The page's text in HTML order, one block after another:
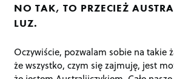
NO TAK, TO PRZECIEŻ
LUZ.
Oczywiście, pozwalam sobie na takie
że wszystko, czym się zajmuję, jest